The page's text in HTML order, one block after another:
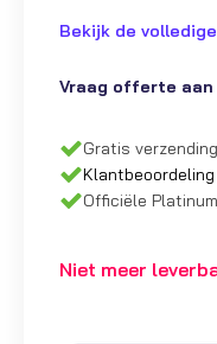
Bekijk de
Vraag offerte aan
Gratis
Klantbeoordeling
Officiële
Niet meer